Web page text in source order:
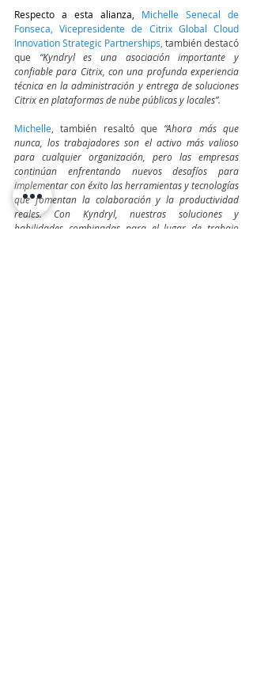
Respecto a esta alianza, Michelle Senecal de
Fonseca, Vicepresidente de Citrix Global Cloud
Innovation Strategic Partnerships, también destacó
que “Kyndryl es una asociación importante y
confiable para Citrix, con una profunda experiencia
técnica en la administración y entrega de soluciones
Citrix en plataformas de nube públicas y locales”.
Michelle , también resaltó que “Ahora más que
nunca, los trabajadores son el activo más valioso
para cualquier organización, pero las empresas
continúan enfrentando nuevos desafíos para
implementar con éxito las herramientas y tecnologías
que fomentan la colaboración y la productividad
reales. Con Kyndryl, nuestras soluciones y
habilidades combinadas para el lugar de trabajo